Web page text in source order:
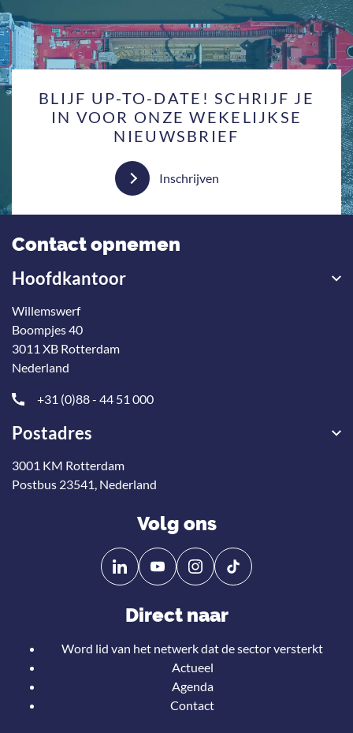
BLIJF UP-TO-DATE! SCHRIJF JE
IN VOOR ONZE WEKELIJKSE
NIEUWSBRIEF
Inschrijven
Contact opnemen
Hoofdkantoor
Willemswerf
Boompjes 40
3011 XB Rotterdam
Nederland
+31 (0)88 - 44 51 000
Postadres
3001 KM Rotterdam
Postbus 23541, Nederland
Volg ons
Volg
ons
Linkedin
Volg
ons
YouTube
Direct naar
Word lid van het netwerk dat de sector versterkt
Actueel
Agenda
Contact